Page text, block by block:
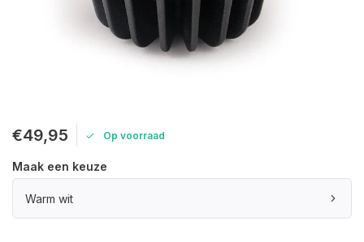
€49,95 Op voorraad
Maak een keuze
Warm wit